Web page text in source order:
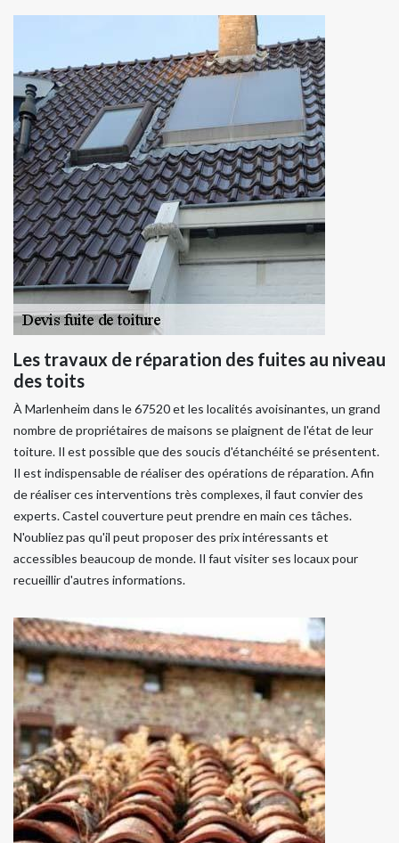
Les travaux de réparation des fuites au niveau
des toits
À Marlenheim dans le 67520 et les localités avoisinantes, un grand
nombre de propriétaires de maisons se plaignent de l'état de leur
toiture. Il est possible que des soucis d'étanchéité se présentent.
Il est indispensable de réaliser des opérations de réparation. Afin
de réaliser ces interventions très complexes, il faut convier des
experts. Castel couverture peut prendre en main ces tâches.
N'oubliez pas qu'il peut proposer des prix intéressants et
accessibles beaucoup de monde. Il faut visiter ses locaux pour
recueillir d'autres informations.